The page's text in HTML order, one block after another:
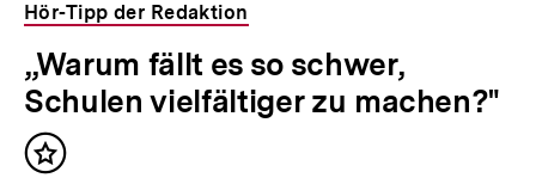
Hör-Tipp der Redaktion
„Warum fällt es so schwer,
Schulen vielfältiger zu machen?"
Inhalt